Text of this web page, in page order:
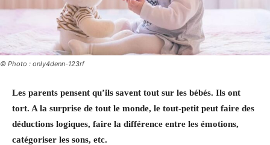
© Photo : only4denn-123rf
Les parents pensent qu’ils savent tout sur les bébés. Ils ont
tort. A la surprise de tout le monde, le tout-petit peut faire des
déductions logiques, faire la différence entre les émotions,
catégoriser les sons, etc.